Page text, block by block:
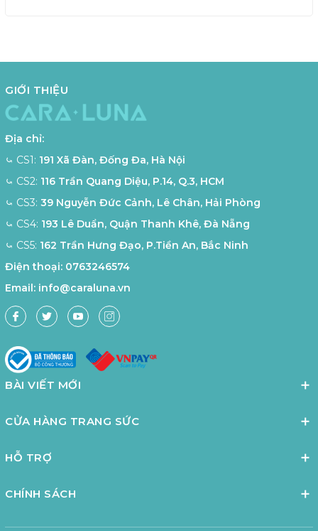
GIỚI THIỆU
Địa chỉ:
⤿ CS1: 191 Xã Đàn, Đống Đa, Hà Nội
⤿ CS2: 116 Trần Quang Diệu, P.14, Q.3, HCM
⤿ CS3: 39 Nguyễn Đức Cảnh, Lê Chân, Hải Phòng
⤿ CS4: 193 Lê Duẩn, Quận Thanh Khê, Đà Nẵng
⤿ CS5: 162 Trần Hưng Đạo, P.Tiền An, Bắc Ninh
Điện thoại: 0763246574
Email: info@caraluna.vn
BÀI VIẾT MỚI
CỬA HÀNG TRANG SỨC
HỖ TRỢ
CHÍNH SÁCH